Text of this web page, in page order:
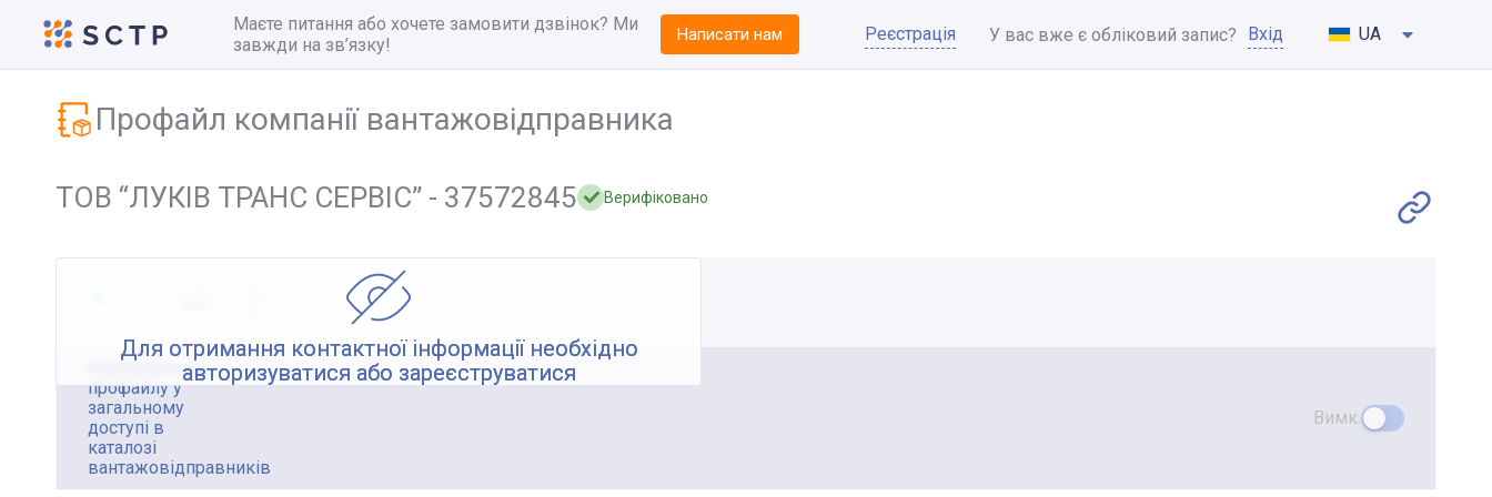
Маєте питання або хочете замовити дзвінок? Ми
завжди на зв’язку!
Написати нам Реєстрація У вас вже є обліковий запис? Вхід UA
Профайл компанії вантажовідправника
ТОВ “ЛУКІВ ТРАНС СЕРВІС” - 37572845 Верифіковано
Для отримання контактної інформації необхідно
авторизуватися або зареєструватися
Відображення
профайлу у
загальному
доступі в
каталозі
вантажовідправників
Вимк.